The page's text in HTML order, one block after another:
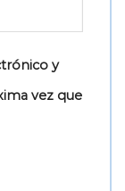
y
vez que